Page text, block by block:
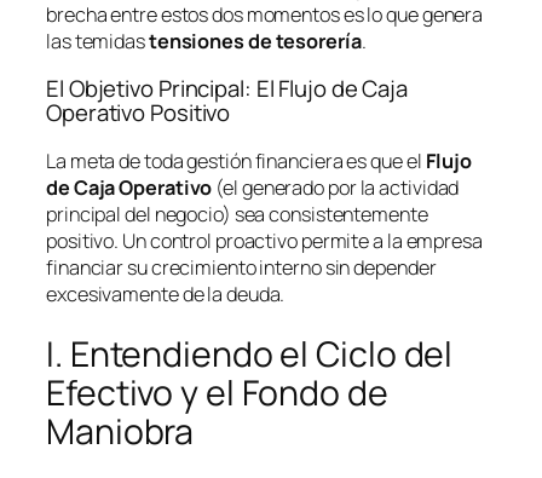
brecha entre estos dos momentos es lo que genera
las temidastensiones de tesorería.
El Objetivo Principal: El Flujo de Caja
Operativo Positivo
La meta de toda gestión financiera es que el Flujo
de Caja Operativo (el generado por la actividad
principal del negocio) sea consistentemente
positivo. Un control proactivo permite a la empresa
financiar su crecimiento interno sin depender
excesivamente de la deuda.
I. Entendiendo el Ciclo del
Efectivo y el Fondo de
Maniobra